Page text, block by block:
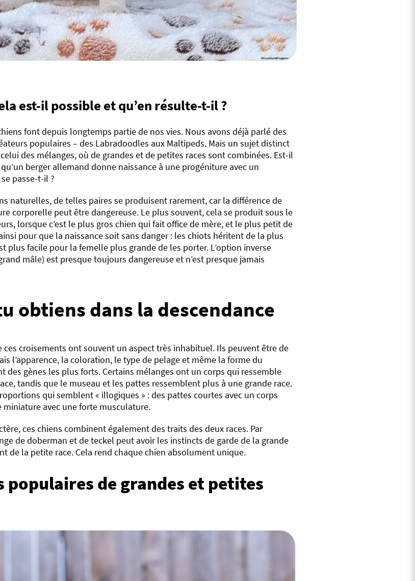
est-il possible et qu’en résulte-t-il ?
font depuis longtemps partie de nos vies. Nous avons déjà parlé des
populaires – des Labradoodles aux Maltipeds. Mais un sujet distinct
des mélanges, où de grandes et de petites races sont combinées. Est-il
berger allemand donne naissance à une progéniture avec un
passe-t-il ?
naturelles, de telles paires se produisent rarement, car la différence de
corporelle peut être dangereuse. Le plus souvent, cela se produit sous le
lorsque c’est le plus gros chien qui fait office de mère, et le plus petit de
pour que la naissance soit sans danger : les chiots héritent de la plus
plus facile pour la femelle plus grande de les porter. L’option inverse
mâle) est presque toujours dangereuse et n’est presque jamais
obtiens dans la descendance
ces croisements ont souvent un aspect très inhabituel. Ils peuvent être de
l’apparence, la coloration, le type de pelage et même la forme du
des gènes les plus forts. Certains mélanges ont un corps qui ressemble
tandis que le museau et les pattes ressemblent plus à une grande race.
qui semblent « illogiques » : des pattes courtes avec un corps
miniature avec une forte musculature.
ces chiens combinent également des traits des deux races. Par
de doberman et de teckel peut avoir les instincts de garde de la grande
de la petite race. Cela rend chaque chien absolument unique.
populaires de grandes et petites